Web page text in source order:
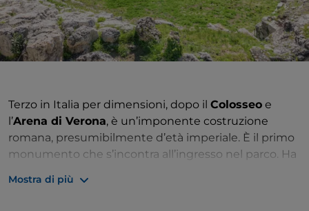
Terzo in Italia per dimensioni, dopo il Colosseo e
l’Arena di Verona, è un’imponente costruzione
romana, presumibilmente d’età imperiale. È il primo
monumento che s’incontra all’ingresso nel parco. Ha
dell’asse maggiore; l’arena è cinta da un alto podio,
Mostra di più